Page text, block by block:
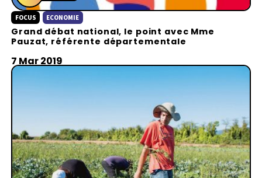
P
l
a
FOCUS ECONOMIE
Grand débat national, le point avec Mme
Pauzat, référente départementale
7 Mar 2019